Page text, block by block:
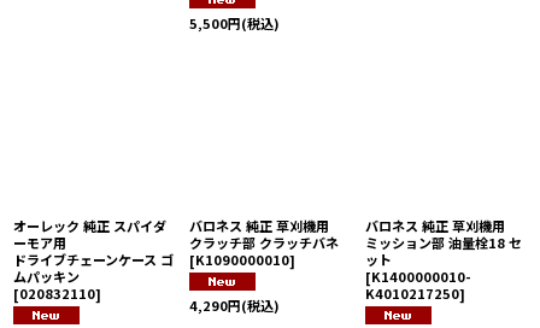
5,500円(税込)
オーレック 純正 スパイダ
ーモア用
ドライブチェーンケース ゴ
ムパッキン
[020832110]
バロネス 純正 草刈機用
クラッチ部 クラッチバネ
[K1090000010]
4,290円(税込)
バロネス 純正 草刈機用
ミッション部 油量栓18 セ
ット
[K1400000010-
K4010217250]